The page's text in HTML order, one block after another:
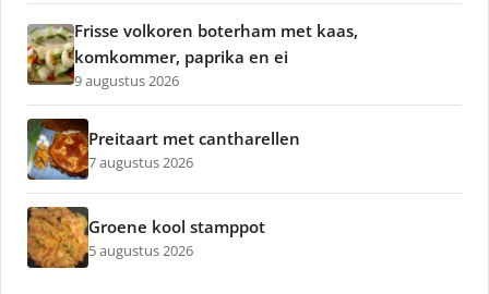
Frisse volkoren boterham met kaas,
komkommer, paprika en ei
9 augustus 2026
Preitaart met cantharellen
7 augustus 2026
Groene kool stamppot
5 augustus 2026